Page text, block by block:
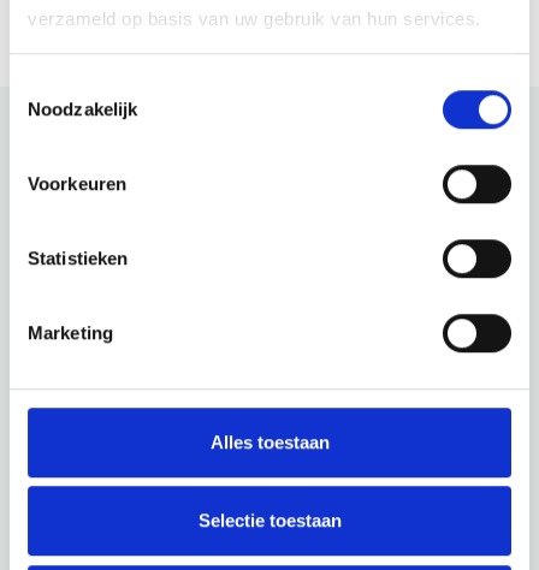
verzameld op basis van uw gebruik van hun services.
Noodzakelijk
Voorkeuren
Statistieken
Marketing
Alles toestaan
Selectie toestaan
Schau auch mal
Entdecke den Rest der Region! Schau dir die anderen
Websites an, um zu sehen, was diese wunderschöne